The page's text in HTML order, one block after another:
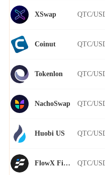
XSwap QTC/
Coinut QTC/
Tokenlon QTC/
NachoSwap QTC/
Huobi US QTC/
FlowX Finance QTC/